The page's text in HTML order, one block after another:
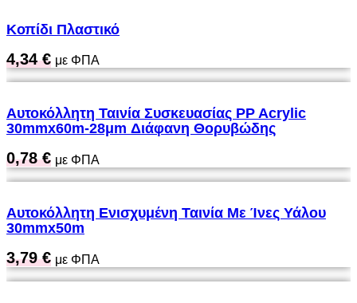
Κοπίδι Πλαστικό
4,34€ με ΦΠΑ
Αυτοκόλλητη Ταινία Συσκευασίας PP Acrylic
30mmx60m-28μm Διάφανη Θορυβώδης
0,78€ με ΦΠΑ
Αυτοκόλλητη Ενισχυμένη Ταινία Με Ίνες Υάλου
30mmx50m
3,79€ με ΦΠΑ